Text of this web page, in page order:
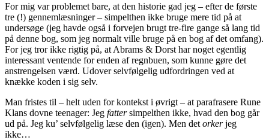
For mig var problemet bare, at den historie gad jeg – efter de første
tre (!) gennemlæsninger – simpelthen ikke bruge mere tid på at
undersøge (jeg havde også i forvejen brugt tre-fire gange så lang tid
på denne bog, som jeg normalt ville bruge på en bog af det omfang).
For jeg tror ikke rigtig på, at Abrams & Dorst har noget egentlig
interessant ventende for enden af regnbuen, som kunne gøre det
anstrengelsen værd. Udover selvfølgelig udfordringen ved at
knække koden i sig selv.
Man fristes til – helt uden for kontekst i øvrigt – at parafrasere Rune
Klans dovne teenager: Jeg fattersimpelthen ikke, hvad den bog går
ud på. Jeg ku’ selvfølgelig læse den (igen). Men det orkerjeg
ikke…